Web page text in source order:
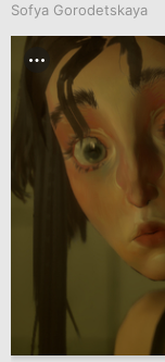
Sofya Gorodetskaya